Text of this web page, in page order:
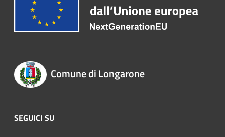
Comune di Longarone
SEGUICI SU